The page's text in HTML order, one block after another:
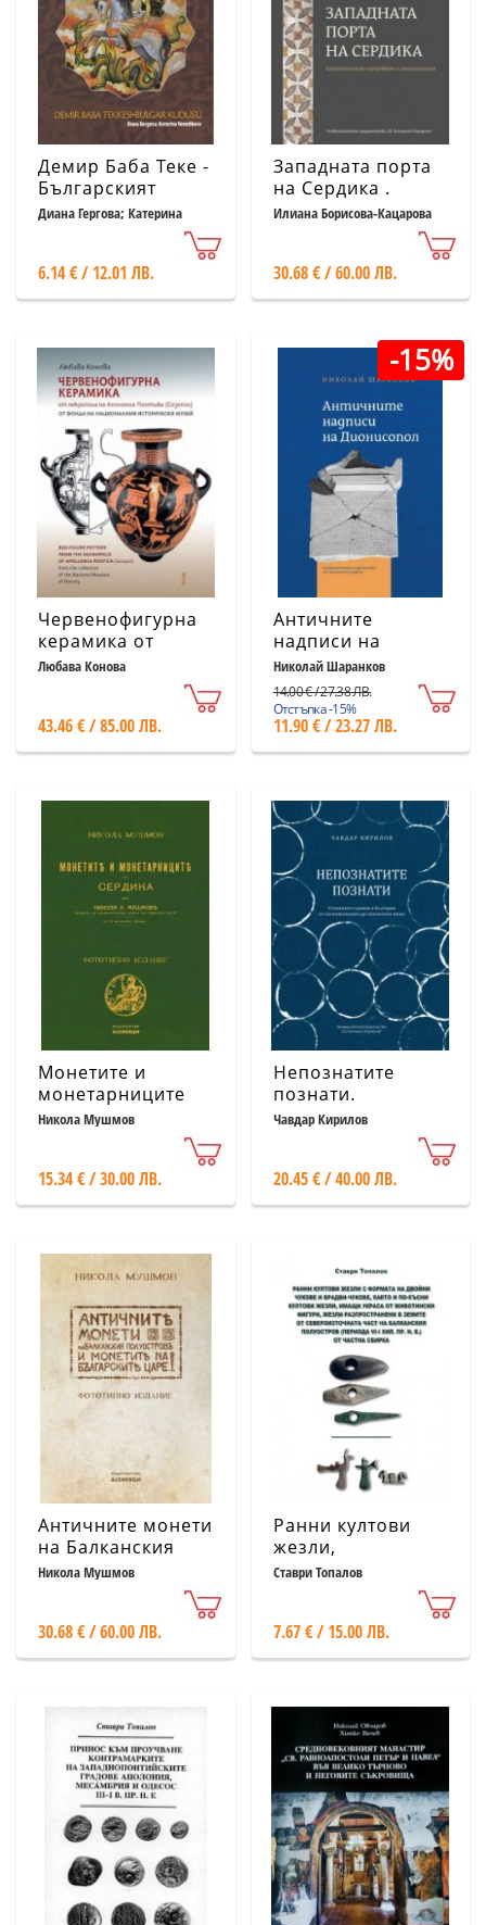
Демир Баба Теке -
Българският
Ерусалим
Диана Гергова; Катерина
6.14 € / 12.01 ЛВ.
Западната порта
на Сердика .
Археологическо
Илиана Борисова-Кацарова
30.68 € / 60.00 ЛВ.
Червенофигурна
керамика от
некропола на
(Созопол)
Любава Конова
43.46 € / 85.00 ЛВ.
-15%
Античните
надписи на
Дионисопол
Николай Шаранков
14.00 € / 27.38 ЛВ.
Отстъпка -15%
11.90 € / 23.27 ЛВ.
Монетите и
монетарниците
на Сердика
Никола Мушмов
15.34 € / 30.00 ЛВ.
Непознатите
познати.
Стъклените
късножелязната
до османската
Чавдар Кирилов
20.45 € / 40.00 ЛВ.
Античните монети
на Балканския
полуостров и
българските царе
Никола Мушмов
30.68 € / 60.00 ЛВ.
Ранни култови
жезли,
разпространени в
Североизточната
част на
Балканския
Ставри Топалов
7.67 € / 15.00 ЛВ.